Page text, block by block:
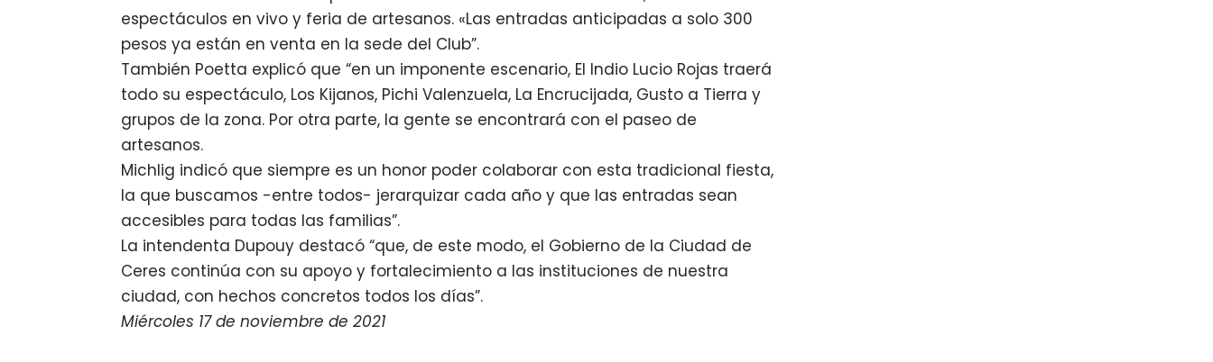
espectáculos en vivo y feria de artesanos. «Las entradas anticipadas a solo 300
pesos ya están en venta en la sede del Club”.
También Poetta explicó que “en un imponente escenario, El Indio Lucio Rojas traerá
todo su espectáculo, Los Kijanos, Pichi Valenzuela, La Encrucijada, Gusto a Tierra y
grupos de la zona. Por otra parte, la gente se encontrará con el paseo de
artesanos.
Michlig indicó que siempre es un honor poder colaborar con esta tradicional fiesta,
la que buscamos -entre todos- jerarquizar cada año y que las entradas sean
accesibles para todas las familias”.
La intendenta Dupouy destacó “que, de este modo, el Gobierno de la Ciudad de
Ceres continúa con su apoyo y fortalecimiento a las instituciones de nuestra
ciudad, con hechos concretos todos los días”.
Miércoles 17 de noviembre de 2021